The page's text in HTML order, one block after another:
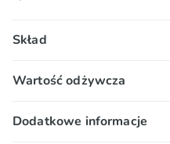
Skład
Cukier, syrop glukozowy,
wilgoć: E422, emulgator:
E129*, E102*, E102*,
Wartość odżywcza
100 g/ml:
Dodatkowe informacje